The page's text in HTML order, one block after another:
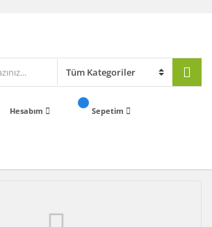
Hesabım Sepetim